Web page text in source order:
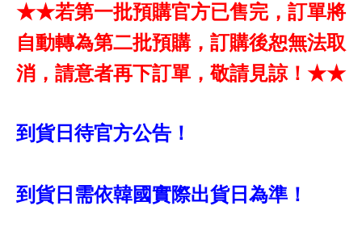
★★若第一批預購官方已售完，訂單將
自動轉為第二批預購，訂購後恕無法取
消，請意者再下訂單，敬請見諒！★★
到貨日待官方公告！
到貨日需依韓國實際出貨日為準！